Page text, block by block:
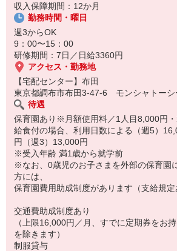
収入保障期間：12か月
勤務時間・曜日
週3からOK
9：00〜15：00
研修期間：7日／日給3360円
アクセス・勤務地
【宅配センター】布田
東京都調布市布田3-47-6 モンシャトーシ
待遇
保育園あり※月額使用料／1人目8,000円・
給食付の場合、利用日数による（週5）
円（週3）13,000円
※受入年齢 満1歳から就学前
※なお、0歳児のお子さまを外部の保育園
方には、
保育園費用助成制度があります（支給規定
交通費助成制度あり
（上限16,000円／月、すでに定期券をお
を除きます）
制服貸与